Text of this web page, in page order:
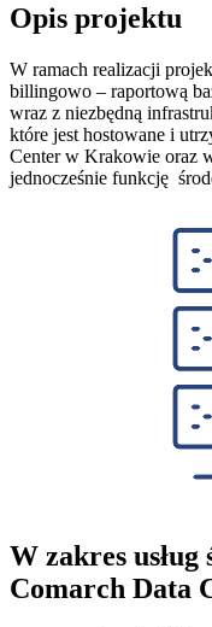
Opis projektu
W ramach realizacji
billingowo – raportową
wraz z niezbędną
które jest hostowane i
Center w Krakowie oraz
jednocześnie funkcję
W zakres
Comarch Data